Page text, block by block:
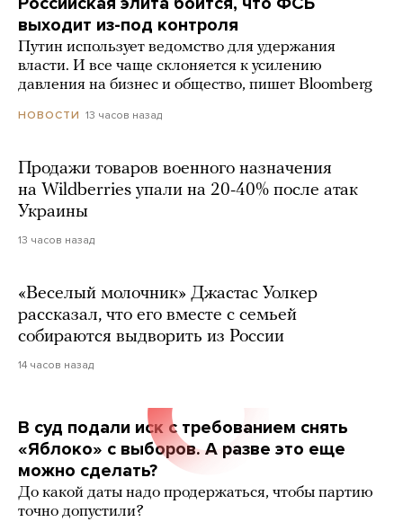
выходит из-под контроля
Путин использует ведомство для удержания
власти. И все чаще склоняется к усилению
давления на бизнес и общество, пишет Bloomberg
НОВОСТИ 13 часов назад
Продажи товаров военного назначения
на Wildberries упали на 20-40% после атак
Украины
13 часов назад
«Веселый молочник» Джастас Уолкер
рассказал, что его вместе с семьей
собираются выдворить из России
14 часов назад
В суд подали иск с требованием снять
«Яблоко» с выборов. А разве это еще
можно сделать?
До какой даты надо продержаться, чтобы партию
точно допустили?